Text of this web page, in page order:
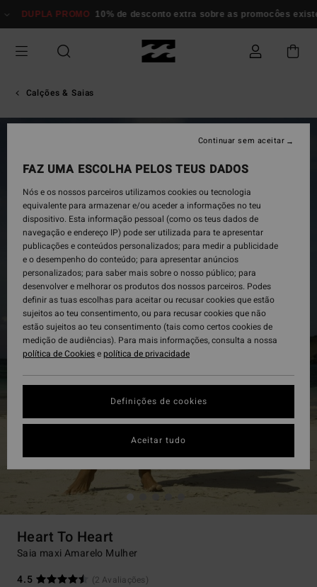
para
informação
DUPLA PROMO 10% de desconto extra sobre as promocôes
Calções & Saias
Heart To Heart
Saia maxi Amarelo Mulher
4.5
(2 Avaliações)
FAZ UMA ESCOLHA PELOS TEUS DADOS
Nós e os nossos parceiros utilizamos cookies ou tecnologia
equivalente para armazenar e/ou aceder a informações no teu
dispositivo. Esta informação pessoal (como os teus dados de
navegação e endereço IP) pode ser utilizada para te apresentar
publicações e conteúdos personalizados; para medir a publicidade
e o desempenho do conteúdo; para apresentar anúncios
personalizados; para saber mais sobre o nosso público; para
desenvolver e melhorar os produtos dos nossos parceiros. Podes
definir as tuas escolhas para aceitar ou recusar cookies que estão
sujeitos ao teu consentimento, ou para recusar cookies que não
estão sujeitos ao teu consentimento (tais como certos cookies de
medição de audiências). Para mais informações, consulta a nossa
política de Cookiesepolítica de privacidade
Definições de cookies
Continuar sem aceitar
Aceitar tudo